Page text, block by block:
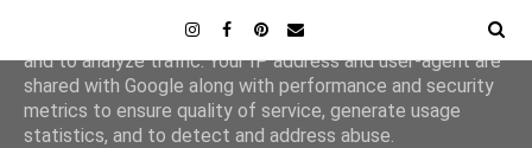
This site uses cookies from Google to deliver its services
and to analyze traffic. Your IP address and user-agent are
shared with Google along with performance and security
metrics to ensure quality of service, generate usage
statistics, and to detect and address abuse.